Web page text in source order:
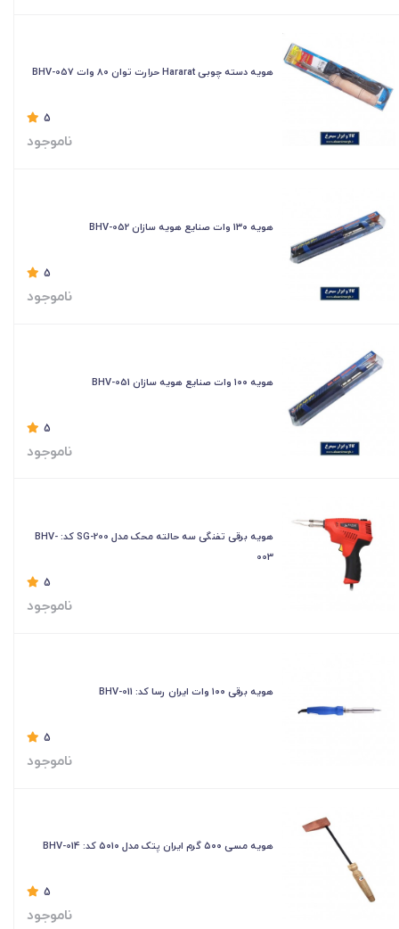
هویه دسته چوبی Hararat حرارت توان ۸۰ وات BHV-057
5
ناموجود
هویه ۱۳۰ وات صنایع هویه سازان BHV-052
5
ناموجود
هویه ۱۰۰ وات صنایع هویه سازان BHV-051
5
ناموجود
هویه برقی تفنگی سه حالته محک مدل SG-200 کد: BHV-
003
5
ناموجود
هویه برقی ۱۰۰ وات ایران رسا کد: BHV-011
5
ناموجود
هویه مسی ۵۰۰ گرم ایران پتک مدل ۵۰۱۰ کد: BHV-014
5
ناموجود